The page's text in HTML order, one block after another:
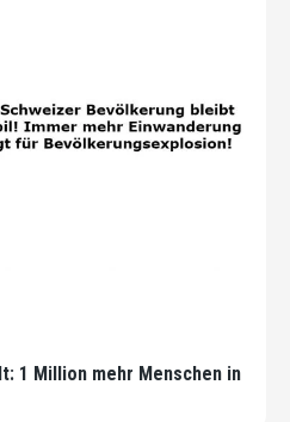
1 Million mehr Menschen in